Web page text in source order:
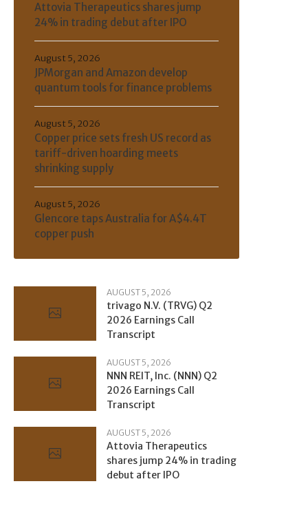
Attovia Therapeutics shares jump
24% in trading debut after IPO
JPMorgan and Amazon develop
quantum tools for finance problems
August 5, 2026
Copper price sets fresh US record as
tariff-driven hoarding meets
shrinking supply
August 5, 2026
Glencore taps Australia for A$4.4T
copper push
August 5, 2026
AUGUST 5, 2026
trivago N.V. (TRVG) Q2
2026 Earnings Call
Transcript
AUGUST 5, 2026
NNN REIT, Inc. (NNN) Q2
2026 Earnings Call
Transcript
AUGUST 5, 2026
Attovia Therapeutics
shares jump 24% in trading
debut after IPO